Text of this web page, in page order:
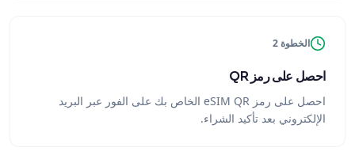
الخطوة 2
احصل على رمز QR
احصل على رمز eSIM QR الخاص بك على الفور عبر البريد
الإلكتروني بعد تأكيد الشراء.